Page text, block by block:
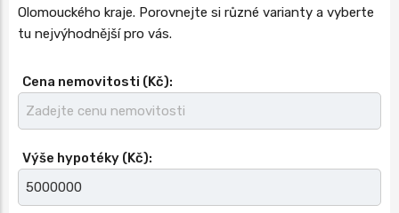
Olomouckého kraje. Porovnejte si různé varianty a vyberte
tu nejvýhodnější pro vás.
Cena nemovitosti (Kč):
Výše hypotéky (Kč):